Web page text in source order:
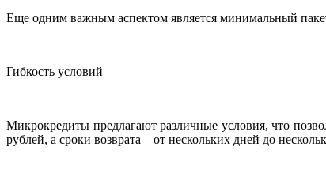
Еще одним важным аспектом является минимальный
Гибкость условий
Микрокредиты предлагают различные условия, что
рублей, а сроки возврата – от нескольких дней до